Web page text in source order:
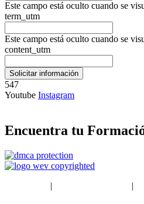
Este campo está oculto cuando se
term_utm
Este campo está oculto cuando se
content_utm
547
Youtube Instagram
Encuentra tu
| |